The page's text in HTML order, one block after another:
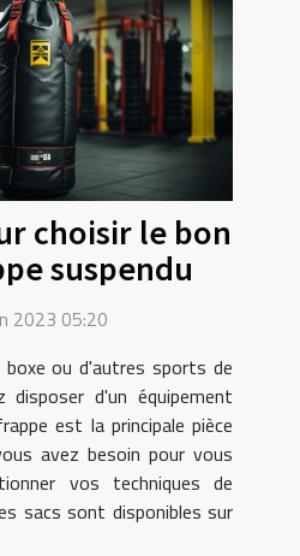
choisir le bon
suspendu
2023 05:20
boxe ou d'autres sports de
d'un équipement
est la principale pièce
avez besoin pour vous
vos techniques de
sacs sont disponibles sur